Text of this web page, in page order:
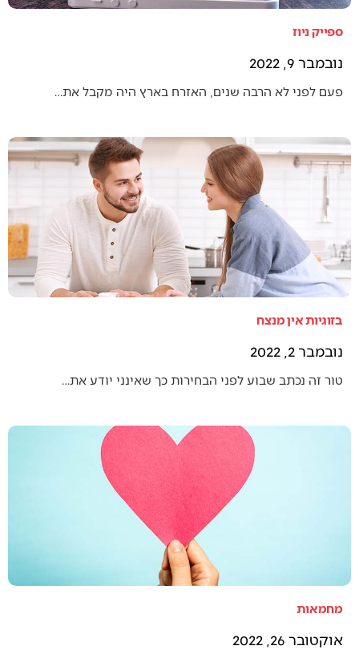
ספייק ניוז
נובמבר 9, 2022
פעם לפני לא הרבה שנים, האזרח בארץ היה מקבל את…
בזוגיות אין מנצח
נובמבר 2, 2022
טור זה נכתב שבוע לפני הבחירות כך שאינני יודע את…
מחמאות
אוקטובר 26, 2022